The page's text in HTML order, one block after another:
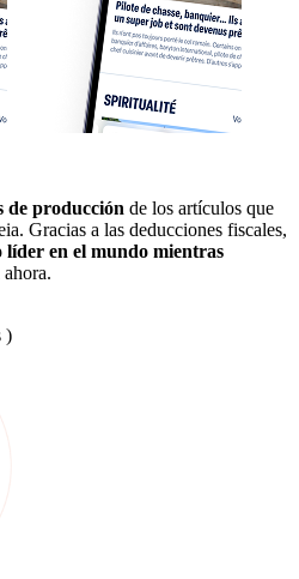
de producción de los artículos que
Gracias a las deducciones fiscales,
líder en el mundo mientras
)